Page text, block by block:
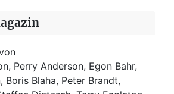
Perry Anderson, Egon Bahr,
Boris Blaha, Peter Brandt,